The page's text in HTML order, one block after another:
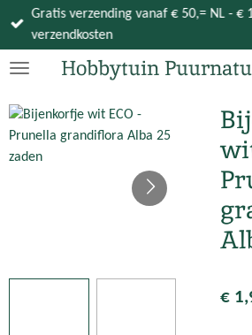
Ga
direct
naar
hoofdinhoud
Hobbytuin
Gratis verzending vanaf € 50,= NL - €
verzendkosten
€